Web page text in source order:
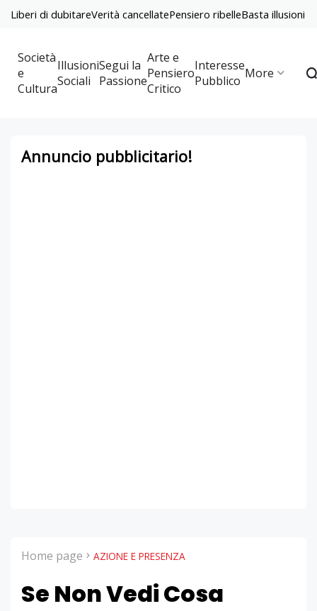
Liberi di dubitareVerità cancellatePensiero ribelleBasta illusioni
Società
e
Cultura
Illusioni
Sociali
Segui la
Passione
Arte e
Pensiero
Critico
Interesse
Pubblico More
Annuncio pubblicitario!
Home page AZIONE E PRESENZA
Se Non Vedi Cosa